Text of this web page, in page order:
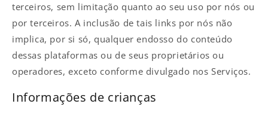
terceiros, sem limitação quanto ao seu uso por nós ou
por terceiros. A inclusão de tais links por nós não
implica, por si só, qualquer endosso do conteúdo
dessas plataformas ou de seus proprietários ou
operadores, exceto conforme divulgado nos Serviços.
Informações de crianças